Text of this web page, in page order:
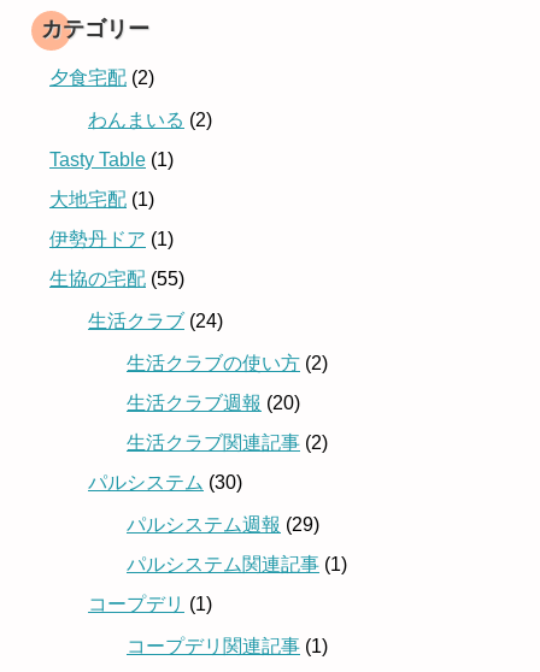
カテゴリー
夕食宅配 (2)
わんまいる (2)
Tasty Table (1)
大地宅配 (1)
伊勢丹ドア (1)
生協の宅配 (55)
生活クラブ (24)
生活クラブの使い方 (2)
生活クラブ週報 (20)
生活クラブ関連記事 (2)
パルシステム (30)
パルシステム週報 (29)
パルシステム関連記事 (1)
コープデリ (1)
コープデリ関連記事 (1)